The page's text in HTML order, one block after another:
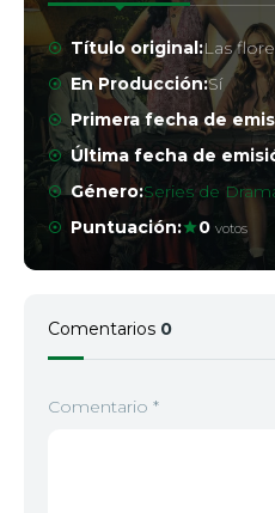
Título original:Las
En Producción:Sí
Primera fecha de
Última fecha de
Género:Series de
Puntuación:
0 votos
Comentarios 0
Comentario *